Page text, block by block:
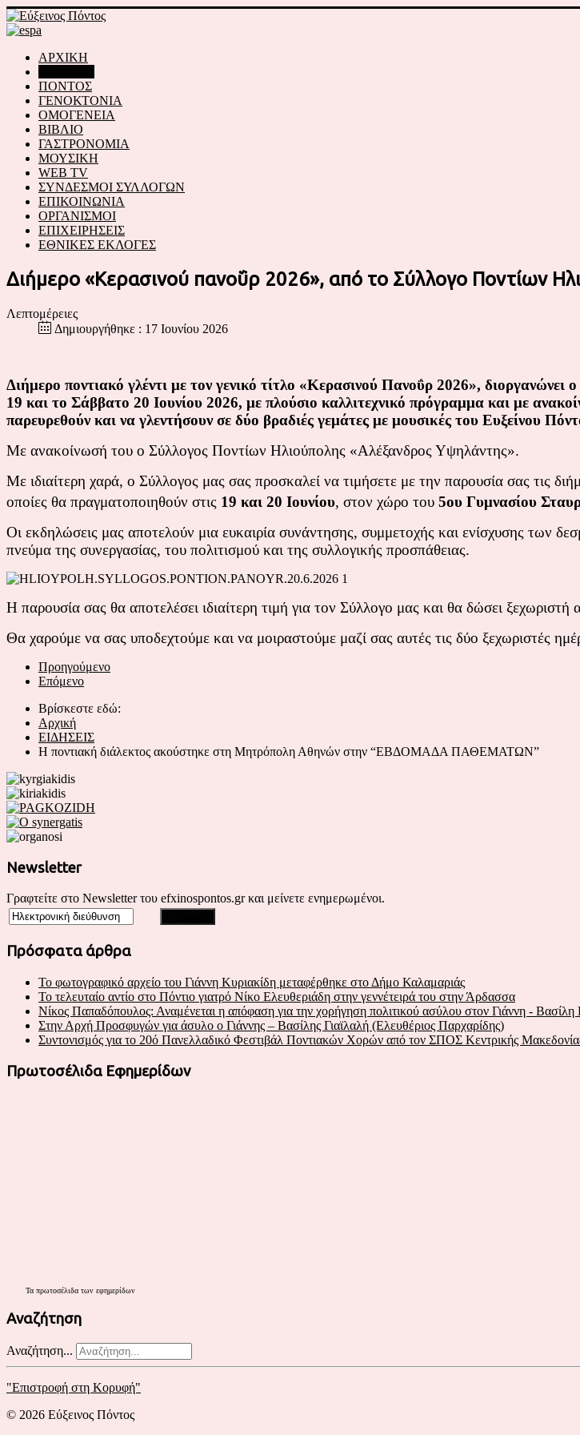
ΑΡΧΙΚΗ
ΠΟΝΤΟΣ
ΓΕΝΟΚΤΟΝΙΑ
ΟΜΟΓΕΝΕΙΑ
ΒΙΒΛΙΟ
ΓΑΣΤΡΟΝΟΜΙΑ
ΜΟΥΣΙΚΗ
WEB TV
ΣΥΝΔΕΣΜΟΙ ΣΥΛΛΟΓΩΝ
ΕΠΙΚΟΙΝΩΝΙΑ
ΟΡΓΑΝΙΣΜΟΙ
ΕΠΙΧΕΙΡΗΣΕΙΣ
ΕΘΝΙΚΕΣ ΕΚΛΟΓΕΣ
Διήμερο «Κερασινού πανοΰρ 2026», από το Σύλλογο Ποντίων
Λεπτομέρειες
Δημιουργήθηκε : 17 Ιουνίου 2026
Διήμερο ποντιακό γλέντι με τον γενικό τίτλο «Κερασινού Πανοΰρ 2026»,
19 και το Σάββατο 20 Ιουνίου 2026, με πλούσιο καλλιτεχνικό πρόγραμμα και με
παρευρεθούν και να γλεντήσουν σε δύο βραδιές γεμάτες με μουσικές του Ευξείνου
Με ανακοίνωσή του ο Σύλλογος Ποντίων Ηλιούπολης «Αλέξανδρος Υψηλάντης».
Με ιδιαίτερη χαρά, ο Σύλλογος μας σας προσκαλεί να τιμήσετε με την παρουσία σας τις
οποίες θα πραγματοποιηθούν στις 19 και 20 Ιουνίου, στον χώρο του 5ου Γυμνασίου
Οι εκδηλώσεις μας αποτελούν μια ευκαιρία συνάντησης, συμμετοχής και ενίσχυσης των
πνεύμα της συνεργασίας, του πολιτισμού και της συλλογικής προσπάθειας.
Η παρουσία σας θα αποτελέσει ιδιαίτερη τιμή για τον Σύλλογο μας και θα δώσει ξεχωριστή
Θα χαρούμε να σας υποδεχτούμε και να μοιραστούμε μαζί σας αυτές τις δύο ξεχωριστές
Προηγούμενο
Επόμενο
Βρίσκεστε εδώ:
Αρχική
ΕΙΔΗΣΕΙΣ
Η ποντιακή διάλεκτος ακούστηκε στη Μητρόπολη Αθηνών στην “ΕΒΔΟΜΑΔΑ ΠΑΘΕΜΑΤΩΝ”
Newsletter
Γραφτείτε στο Newsletter του efxinospontos.gr και μείνετε ενημερωμένοι.
Πρόσφατα άρθρα
Το φωτογραφικό αρχείο του Γιάννη Κυριακίδη μεταφέρθηκε στο Δήμο Καλαμαριάς
Το τελευταίο αντίο στο Πόντιο γιατρό Νίκο Ελευθεριάδη στην γεννέτειρά του στην Άρδασσα
Νίκος Παπαδόπουλος: Αναμένεται η απόφαση για την χορήγηση πολιτικού ασύλου στον Γιάννη - Βασίλη
Στην Αρχή Προσφυγών για άσυλο ο Γιάννης – Βασίλης Γιαϊλαλή (Ελευθέριος Παρχαρίδης)
Συντονισμός για το 20ό Πανελλαδικό Φεστιβάλ Ποντιακών Χορών από τον ΣΠΟΣ Κεντρικής
Πρωτοσέλιδα Εφημερίδων
Τα πρωτοσέλιδα των εφημερίδων
Αναζήτηση
Αναζήτηση...
"Επιστροφή στη Κορυφή"
© 2026 Εύξεινος Πόντος